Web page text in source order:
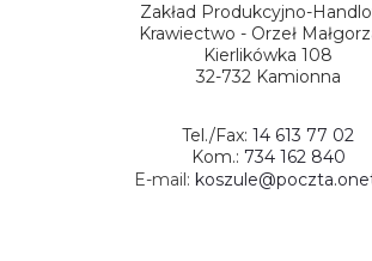
Zakład Produkcyjno-
Krawiectwo - Orzeł
Kierlikówka 108
32-732 Kamionna
Tel./Fax: 14 613 77 02
Kom.: 734 162 840
E-mail: